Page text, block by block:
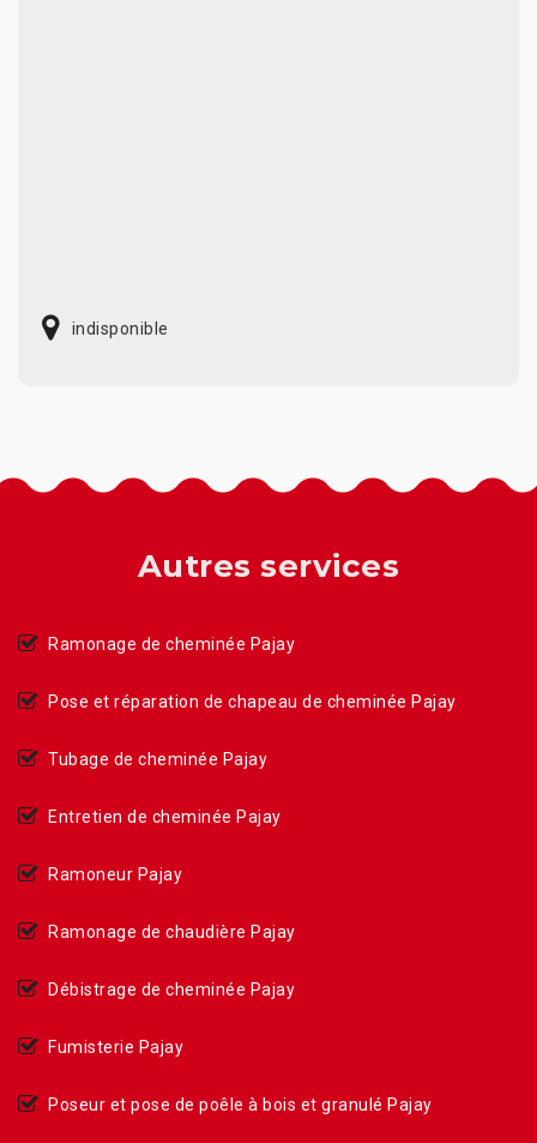
indisponible
Autres services
Ramonage de cheminée Pajay
Pose et réparation de chapeau de cheminée Pajay
Tubage de cheminée Pajay
Entretien de cheminée Pajay
Ramoneur Pajay
Ramonage de chaudière Pajay
Débistrage de cheminée Pajay
Fumisterie Pajay
Poseur et pose de poêle à bois et granulé Pajay